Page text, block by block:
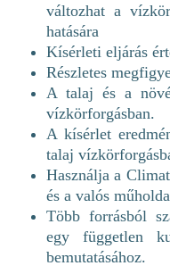
változhat a
hatására
Kísérleti eljárás
Részletes
A talaj és a
vízkörforgásban.
A kísérlet
talaj
Használja a
és a valós
Több forrásból
egy független
bemutatásához.